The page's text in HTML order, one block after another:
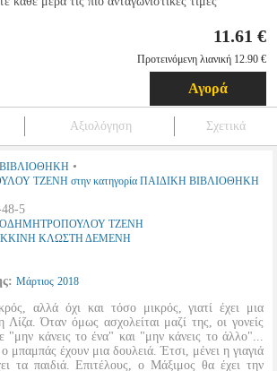
11.61 €
Προτεινόμενη λιανική 12.90 €
Αγορά
Αξιολόγηση Σχετικά
•
ΤΖΕΝΗ στην κατηγορία ΠΑΙΔΙΚΗ ΒΙΒΛΙΟΘΗΚΗ
5
ΤΖΕΝΗ
ΚΛΩΣΤΗ ΔΕΜΕΝΗ
Μάρτιος 2018
αλλά όχι και τόσο μικρός, γιατί έχει μια
Λίζα. Όταν όμως ασχολείται μαζί της, οι γονείς
"μην κάνεις το ένα" και "μην κάνεις το άλλο"...
έχουν μια δουλειά. Έτσι, μένει η γιαγιά
τα παιδιά. Επιτέλους, ο Μάξιμος θα έχει την